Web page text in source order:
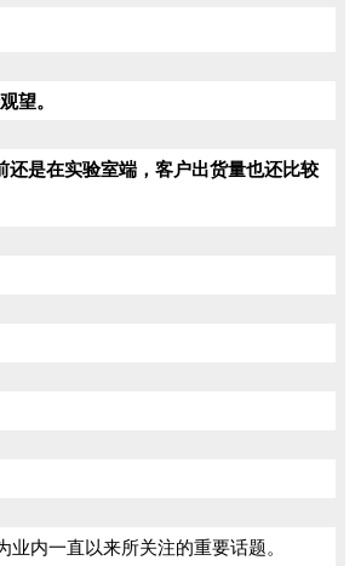
望。
是在实验室端，客户出货量也还比较
内一直以来所关注的重要话题。